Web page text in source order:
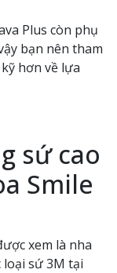
Plus còn phụ
bạn nên tham
hơn về lựa
sứ cao
Smile
xem là nha
sứ 3M tại